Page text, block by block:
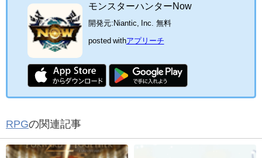
モンスターハンターNow
開発元: Niantic, Inc. 無料
posted withアプリーチ
RPGの関連記事